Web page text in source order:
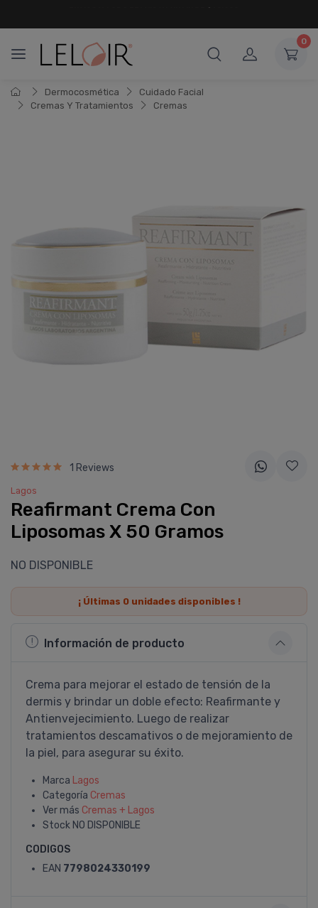
0
Dermocosmética
Cuidado Facial
Cremas Y Tratamientos
Cremas
1 Reviews
Lagos
Reafirmant Crema Con
Liposomas X 50 Gramos
NO DISPONIBLE
¡ Últimas 0unidades disponibles !
Información de producto
Crema para mejorar el estado de tensión de la
dermis y brindar un doble efecto: Reafirmante y
Antienvejecimiento. Luego de realizar
tratamientos descamativos o de mejoramiento de
la piel, para asegurar su éxito.
Marca Lagos
Categoría Cremas
Ver más Cremas + Lagos
Stock NO DISPONIBLE
CODIGOS
EAN 7798024330199